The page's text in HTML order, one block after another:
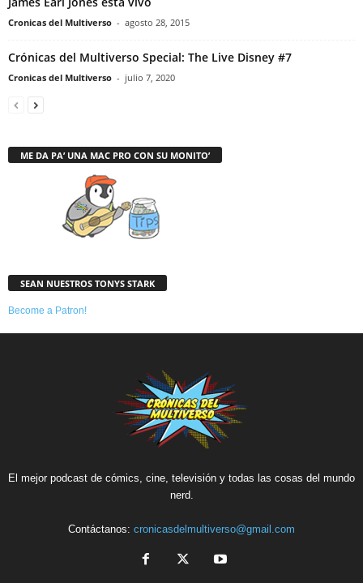
Cronicas del Multiverso - agosto 28, 2015
Crónicas del Multiverso Special: The Live Disney #7
Cronicas del Multiverso - julio 7, 2020
ME DA PA’ UNA MAC PRO CON SU MONITO’
SEAN NUESTROS TONYS STARK
Become a Patron!
El mejor podcast de cómics, cine, televisión y todas las cosas del mundo
nerd.
Contáctanos: cronicasdelmultiverso@gmail.com